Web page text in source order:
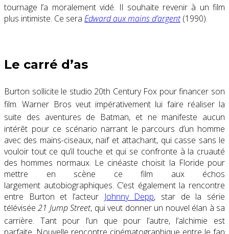
tournage l’a moralement vidé. Il souhaite revenir à un film
plus intimiste. Ce sera Edward aux mains d’argent(1990).
Le carré d’as
Burton sollicite le studio 20th Century Fox pour financer son
film. Warner Bros veut impérativement lui faire réaliser la
suite des aventures de Batman, et ne manifeste aucun
intérêt pour ce scénario narrant le parcours d’un homme
avec des mains-ciseaux, naïf et attachant, qui casse sans le
vouloir tout ce qu’il touche et qui se confronte à la cruauté
des hommes normaux. Le cinéaste choisit la Floride pour
mettre en scène ce film aux échos
largement autobiographiques. C’est également la rencontre
entre Burton et l’acteur Johnny Depp, star de la série
télévisée21 Jump Street, qui veut donner un nouvel élan à sa
carrière. Tant pour l’un que pour l’autre, l’alchimie est